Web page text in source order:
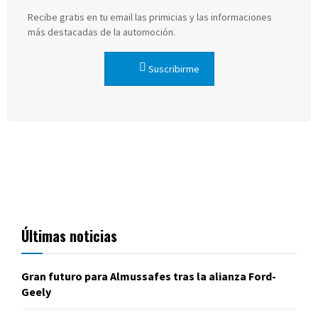
Recibe gratis en tu email las primicias y las informaciones
más destacadas de la automoción.
Suscribirme
Últimas noticias
Gran futuro para Almussafes tras la alianza Ford-
Geely